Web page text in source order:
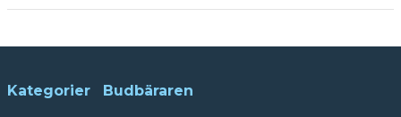
Kategorier Budbäraren